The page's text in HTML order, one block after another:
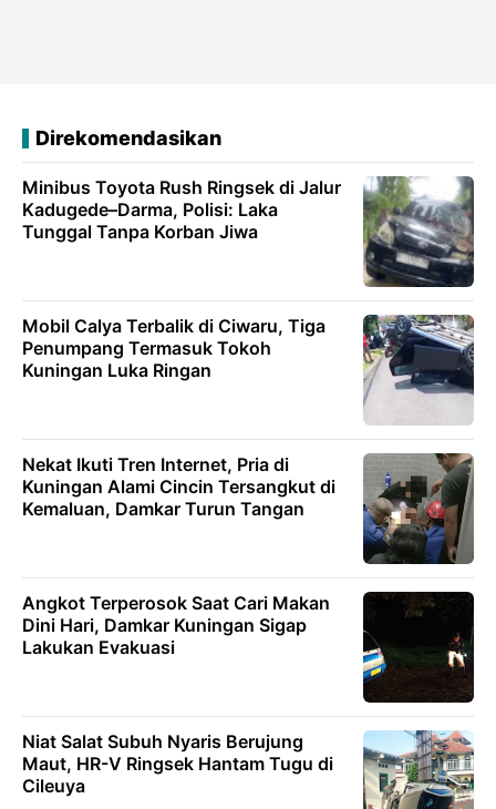
Direkomendasikan
Minibus Toyota Rush Ringsek di Jalur
Kadugede–Darma, Polisi: Laka
Tunggal Tanpa Korban Jiwa
Mobil Calya Terbalik di Ciwaru, Tiga
Penumpang Termasuk Tokoh
Kuningan Luka Ringan
Nekat Ikuti Tren Internet, Pria di
Kuningan Alami Cincin Tersangkut di
Kemaluan, Damkar Turun Tangan
Angkot Terperosok Saat Cari Makan
Dini Hari, Damkar Kuningan Sigap
Lakukan Evakuasi
Niat Salat Subuh Nyaris Berujung
Maut, HR-V Ringsek Hantam Tugu di
Cileuya